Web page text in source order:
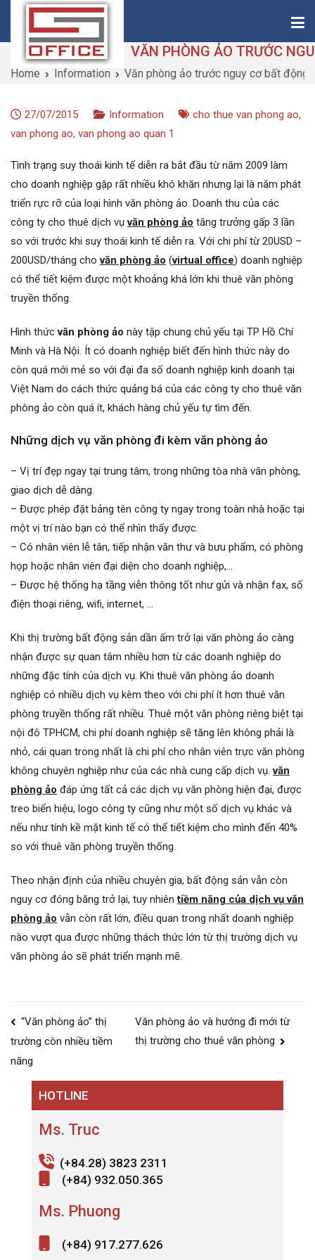
content
Saigon-Office
Saving Is Solution
Home Information Văn phòng ảo trước nguy cơ bất động
27/07/2015 Information cho thue van phong ao,
van phong ao, van phong ao quan 1
Tình trạng suy thoái kinh tế diễn ra bắt đầu từ năm 2009 làm
cho doanh nghiệp gặp rất nhiều khó khăn nhưng lại là năm phát
triển rực rỡ của loại hình văn phòng ảo. Doanh thu của các
công ty cho thuê dịch vụvăn phòng ảo tăng trưởng gấp 3 lần
so với trước khi suy thoái kinh tế diễn ra. Với chi phí từ 20USD –
200USD/tháng chovăn phòng ảo (virtual office) doanh nghiệp
có thể tiết kiệm được một khoảng khá lớn khi thuê văn phòng
truyền thống.
Hình thứcvăn phòng ảo này tập chung chủ yếu tại TP Hồ Chí
Minh và Hà Nội. Ít có doanh nghiệp biết đến hình thức này do
còn quá mới mẻ so với đại đa số doanh nghiệp kinh doanh tại
Việt Nam do cách thức quảng bá của các công ty cho thuê văn
phòng ảo còn quá ít, khách hàng chủ yếu tự tìm đến.
Những dịch vụ văn phòng đi kèm văn phòng ảo
– Vị trí đẹp ngay tại trung tâm, trong những tòa nhà văn phòng,
giao dịch dễ dàng.
– Được phép đặt bảng tên công ty ngay trong toàn nhà hoặc tại
một vị trí nào bạn có thể nhìn thấy được.
– Có nhân viên lễ tân, tiếp nhận văn thư và bưu phẩm, có phòng
họp hoặc nhân viên đại diện cho doanh nghiệp,…
– Được hệ thống hạ tầng viễn thông tốt như gửi và nhận fax, số
điện thoại riêng, wifi, internet, …
Khi thị trường bất động sản dần ấm trở lại văn phòng ảo càng
nhận được sự quan tâm nhiều hơn từ các doanh nghiệp do
những đặc tính của dịch vụ. Khi thuê văn phòng ảo doanh
nghiệp có nhiều dịch vụ kèm theo với chi phí ít hơn thuê văn
phòng truyền thống rất nhiều. Thuê một văn phòng riêng biệt tại
nội đô TPHCM, chi phí doanh nghiệp sẽ tăng lên không phải là
nhỏ, cái quan trong nhất là chi phí cho nhân viên trực văn phòng
không chuyên nghiệp như của các nhà cung cấp dịch vụ.văn
phòng ảo đáp ứng tất cả các dịch vụ văn phòng hiện đại, được
treo biển hiệu, logo công ty cũng như một số dịch vụ khác và
nếu như tính kề mặt kinh tế có thể tiết kiệm cho mình đến 40%
so với thuê văn phòng truyền thống.
Theo nhận định của nhiều chuyên gia, bất động sản vẫn còn
nguy cơ đóng băng trở lại, tuy nhiêntiềm năng của dịch vụ văn
phòng ảo vẫn còn rất lớn, điều quan trong nhất doanh nghiệp
nào vượt qua được những thách thức lớn từ thị trường dịch vụ
văn phòng ảo sẽ phát triển mạnh mẽ.
Post
navigation
“Văn phòng ảo” thị
trường còn nhiều tiềm
năng
Văn phòng ảo và hướng đi mới từ
thị trường cho thuê văn phòng
HOTLINE
Ms. Truc
(+84.28) 3823 2311
(+84) 932.050.365
Ms. Phuong
(+84) 917.277.626